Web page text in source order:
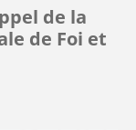
de la
de Foi et